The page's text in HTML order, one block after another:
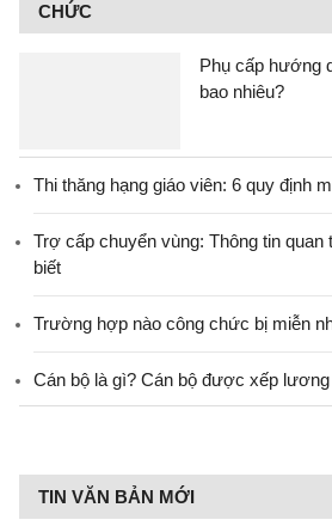
CHỨC
Phụ cấp hướng
bao nhiêu?
Thi thăng hạng giáo viên: 6 quy định
Trợ cấp chuyển vùng: Thông tin
biết
Trường hợp nào công chức bị miễn
Cán bộ là gì? Cán bộ được xếp lương
TIN VĂN BẢN MỚI